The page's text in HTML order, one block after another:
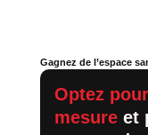
Gagnez de l’espace
Optez
mesure et